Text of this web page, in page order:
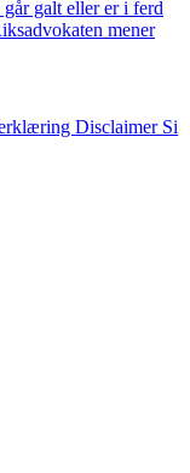
galt eller er i ferd
mener
Disclaimer Si